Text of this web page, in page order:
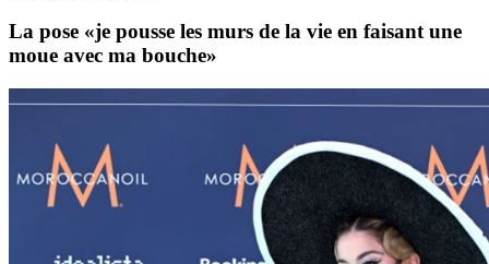
La pose «je pousse les murs de la vie en faisant une
moue avec ma bouche»